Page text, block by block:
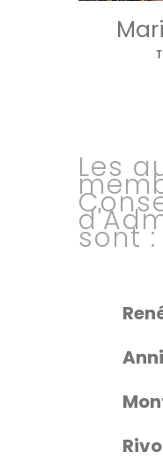
Les
sont :